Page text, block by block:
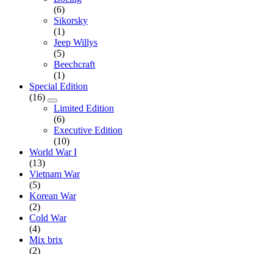
(6)
Sikorsky
(1)
Jeep Willys
(5)
Beechcraft
(1)
Special Edition
(16)
Limited Edition
(6)
Executive Edition
(10)
World War I
(13)
Vietnam War
(5)
Korean War
(2)
Cold War
(4)
Mix brix
(2)